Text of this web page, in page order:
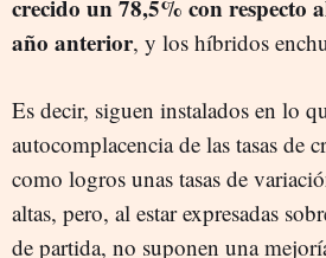
crecido un 78,5% con respecto
año anterior, y los híbridos
Es decir, siguen instalados en lo
autocomplacencia de las tasas de
como logros unas tasas de
altas, pero, al estar expresadas
de partida, no suponen una